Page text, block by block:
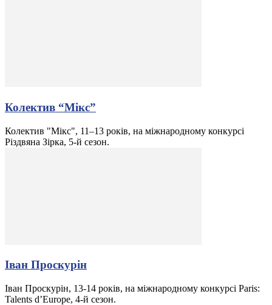
Колектив “Мікс”
Колектив "Мікс", 11–13 років, на міжнародному конкурсі
Різдвяна Зірка, 5-й сезон.
Іван Проскурін
Іван Проскурін, 13-14 років, на міжнародному конкурсі Paris:
Talents d’Europe, 4-й сезон.